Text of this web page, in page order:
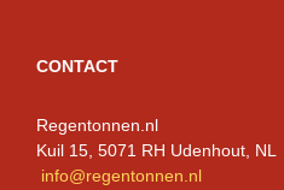
CONTACT
Regentonnen.nl
Kuil 15, 5071 RH Udenhout, NL
info@regentonnen.nl